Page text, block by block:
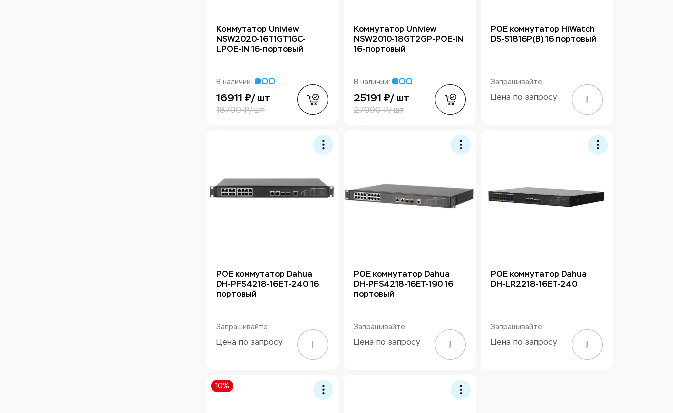
Коммутатор Uniview
NSW2020-16T1GT1GC-
LPOE-IN 16-портовый
В наличии:
16911 ₽/ шт
18790 ₽/ шт
Коммутатор Uniview
NSW2010-18GT2GP-POE-IN
16-портовый
В наличии:
25191 ₽/ шт
27990 ₽/ шт
РОЕ коммутатор HiWatch
DS-S1816P(B) 16 портовый
Запрашивайте
Цена по запросу !
РОЕ коммутатор Dahua
DH-PFS4218-16ET-240 16
портовый
Запрашивайте
Цена по запросу !
РОЕ коммутатор Dahua
DH-PFS4218-16ET-190 16
портовый
Запрашивайте
Цена по запросу !
РОЕ коммутатор Dahua
DH-LR2218-16ET-240
Запрашивайте
Цена по запросу !
10%